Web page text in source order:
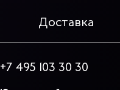
Доставка
+7 495 103 30 30